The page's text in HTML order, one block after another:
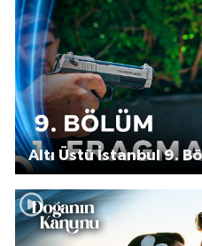
Altı Üstü İstanbul 9.